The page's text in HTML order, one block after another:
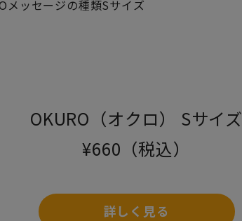
OKURO（オクロ） Sサイズ
¥660（税込）
詳しく見る